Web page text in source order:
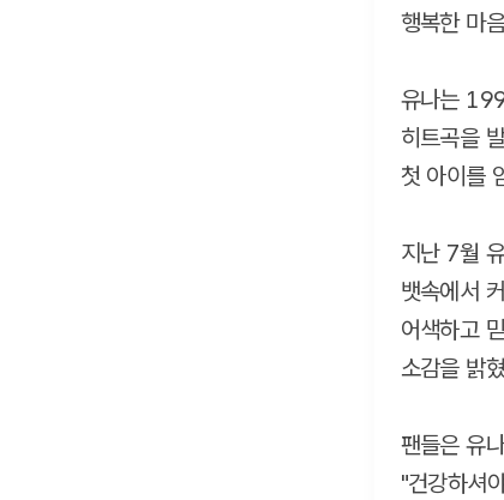
행복한 마
유나는
히트곡을
첫 아이를
지난 7월
뱃속에서
어색하고
소감을 밝
팬들은 유
"건강하셔